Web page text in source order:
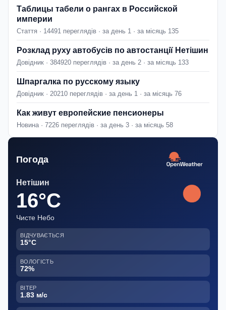
Таблицы табели о рангах в Российской
империи
Стаття · 14491 переглядів · за день 1 · за місяць 135
Розклад руху автобусів по автостанції Нетішин
Довідник · 384920 переглядів · за день 2 · за місяць 133
Шпаргалка по русскому языку
Довідник · 20210 переглядів · за день 1 · за місяць 76
Как живут европейские пенсионеры
Новина · 7226 переглядів · за день 3 · за місяць 58
Погода
Нетішин
16°C
Чисте Небо
ВІДЧУВАЄТЬСЯ
15°C
ВОЛОГІСТЬ
72%
ВІТЕР
1.83 м/с